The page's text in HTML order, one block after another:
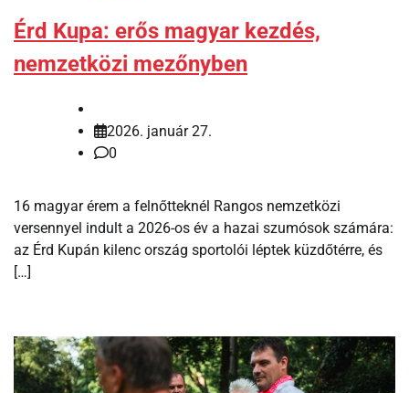
Érd Kupa: erős magyar kezdés,
nemzetközi mezőnyben
2026. január 27.
0
16 magyar érem a felnőtteknél Rangos nemzetközi
versennyel indult a 2026-os év a hazai szumósok számára:
az Érd Kupán kilenc ország sportolói léptek küzdőtérre, és
[…]